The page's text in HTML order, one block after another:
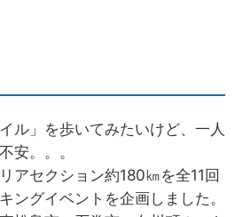
ル」を歩いてみたいけど、一人
安。。。
アセクション約180㎞を全11回
ングイベントを企画しました。